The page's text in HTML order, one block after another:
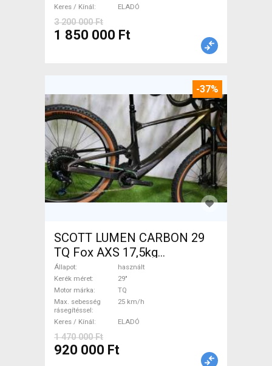
Keres / Kínál ELADÓ
3 200 000 Ft
1 850 000 Ft
-37%
SCOTT LUMEN CARBON 29
TQ Fox AXS 17,5kg
Elektromos Mountain Bike
29" össztelós / fully TQ
használt ELADÓ
Állapot
használt
Kerék méret
29"
Motor márka
TQ
Max. sebesség
rásegítéssel
25 km/h
Keres / Kínál ELADÓ
1 470 000 Ft
920 000 Ft